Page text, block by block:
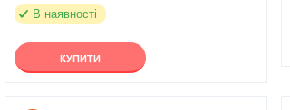
В наявності
КУПИТИ